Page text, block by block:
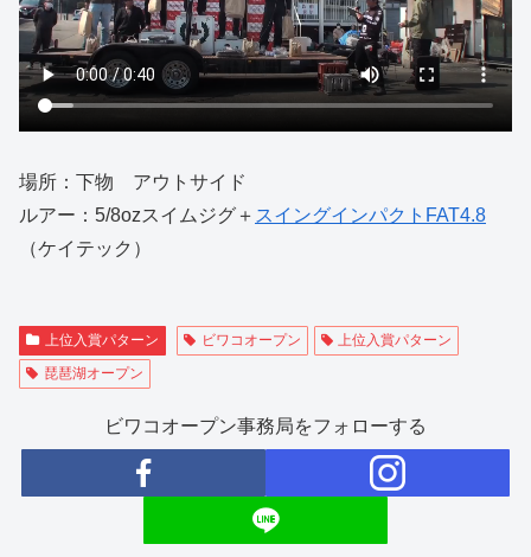
場所：下物 アウトサイド
ルアー：5/8ozスイムジグ＋ スイングインパクトFAT4.8
（ケイテック）
上位入賞パターン ビワコオープン
上位入賞パターン
琵琶湖オープン
ビワコオープン事務局をフォローする